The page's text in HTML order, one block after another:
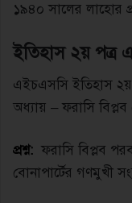
১৯৪০ সালের লাহাের
ইতিহাস ২য় পত্র
এইচএসসি ইতিহাস ২য়
অধ্যায় – ফরাসি
প্রশ্ন: ফরাসি বিপ্লব
বােনাপার্টের গণমুখী